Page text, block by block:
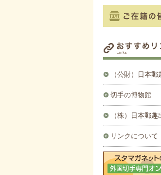
（公財）日本郵
切手の博物館
（株）日本郵趣
リンクについて